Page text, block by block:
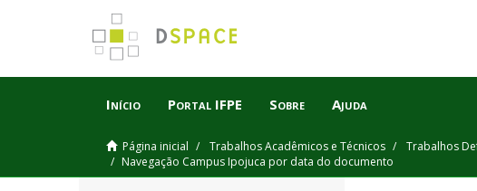
Início Portal IFPE Sobre Ajuda
Página inicial Trabalhos Acadêmicos e Técnicos Trabalhos
Navegação Campus Ipojuca por data do documento